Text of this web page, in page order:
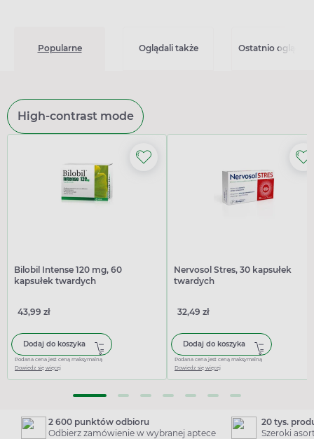
Popularne Oglądali także Ostatnio
High-contrast mode
Bilobil Intense 120 mg, 60
kapsułek twardych
43,99 zł
Dodaj do koszyka
Podana cena jest ceną maksymalną
Dowiedz się więcej
Nervosol Stres, 30 kapsułek
twardych
32,49 zł
Dodaj do koszyka
Podana cena jest ceną maksymalną
Dowiedz się więcej
2 600 punktów odbioru
Odbierz zamówienie w wybranej aptece
20 tys.
Szeroki